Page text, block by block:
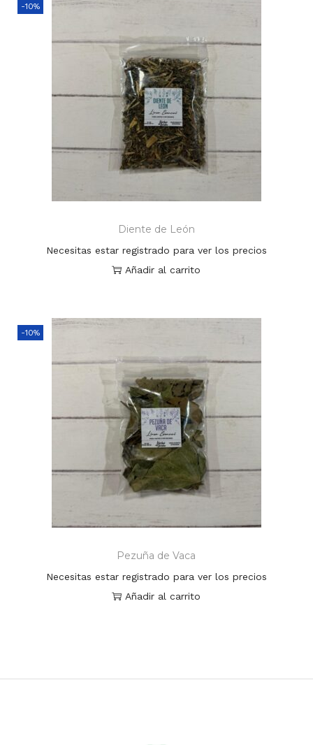
-10%
Diente de León
Necesitas estar registrado para ver los precios
Añadir al carrito
-10%
Pezuña de Vaca
Necesitas estar registrado para ver los precios
Añadir al carrito